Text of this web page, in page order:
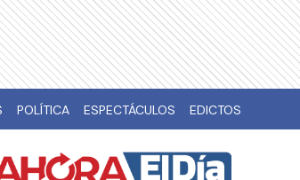
POLÍTICA ESPECTÁCULOS EDICTOS